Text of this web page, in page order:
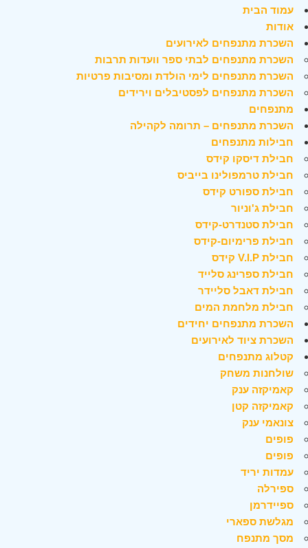
עמוד הבית
אודות
השכרת מתנפחים לאירועים
השכרת מתנפחים לבתי ספר וועדות תרבות
השכרת מתנפחים לימי הולדת ומסיבות פרטיות
השכרת מתנפחים לפסטיבלים וירידים
מתנפחים
השכרת מתנפחים – תרומה לקהילה
חבילות מתנפחים
חבילת דיסקו קידס
חבילת טרמפולינו בייביס
חבילת ספורט קידס
חבילת ג'וניור
חבילת סטנדרט-קידס
חבילת פרימיום-קידס
חבילת V.I.P קידס
חבילת ספרינג סלייד
חבילת דאבל סליידר
חבילת מלחמת המים
השכרת מתנפחים יחידים
השכרת ציוד לאירועים
קטלוג מתנפחים
שולחנות משחק
קאמיקזה ענק
קאמיקזה קטן
צונאמי ענק
פופים
פופים
עמדות יריד
ספירלה
ספיידרמן
מגלשת ספארי
מסך מתנפח